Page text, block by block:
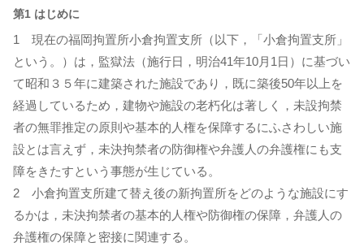
第1 はじめに
1 現在の福岡拘置所小倉拘置支所（以下，「小倉拘置支所」
という。）は，監獄法（施行日，明治41年10月1日）に基づい
て昭和３５年に建築された施設であり，既に築後50年以上を
経過しているため，建物や施設の老朽化は著しく，未設拘禁
者の無罪推定の原則や基本的人権を保障するにふさわしい施
設とは言えず，未決拘禁者の防御権や弁護人の弁護権にも支
障をきたすという事態が生じている。
2 小倉拘置支所建て替え後の新拘置所をどのような施設にす
るかは，未決拘禁者の基本的人権や防御権の保障，弁護人の
弁護権の保障と密接に関連する。